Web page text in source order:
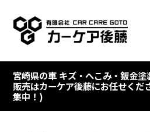
宮崎県の車 キズ・へこみ・鈑金
販売はカーケア後藤にお任せくだ
集中！)